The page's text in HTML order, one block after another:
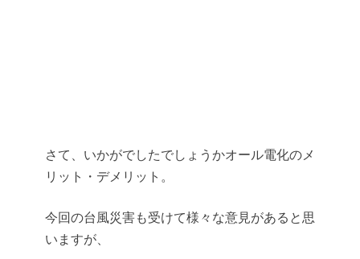
さて、いかがでしたでしょうかオール電化のメ
リット・デメリット。
今回の台風災害も受けて様々な意見があると思
いますが、